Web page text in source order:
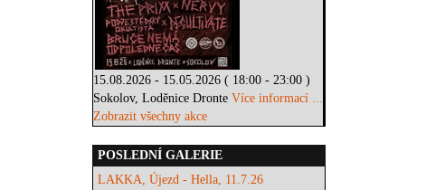
15.08.2026 - 15.05.2026 ( 18:00 - 23:00 )
Sokolov, Loděnice DronteVíce informací ...
Zobrazit všechny akce
POSLEDNÍ GALERIE
LAKKA, Újezd - Hella, 11.7.26